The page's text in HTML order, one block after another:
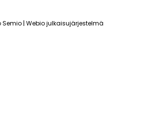
Semio| Webio julkaisujärjestelmä